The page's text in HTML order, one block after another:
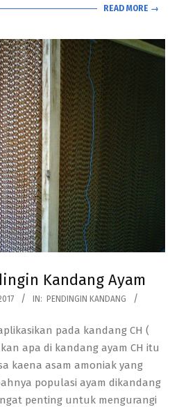
READ MORE →
Kandang Ayam
IN:
PENDINGIN KANDANG
pada kandang CH (
apa di kandang ayam CH itu
kaena asam amoniak yang
populasi ayam dikandang
penting untuk mengurangi